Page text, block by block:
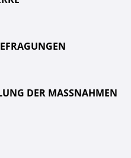
DER MASSNAHMEN